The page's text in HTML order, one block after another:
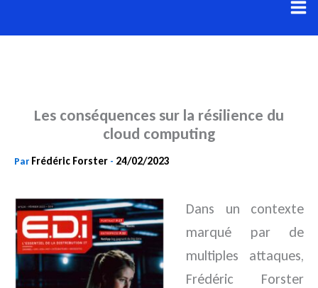
au
Les conséquences sur la résilience du
cloud computing
Par Frédéric Forster - 24/02/2023
Dans un contexte
marqué par de
multiples attaques,
Frédéric Forster